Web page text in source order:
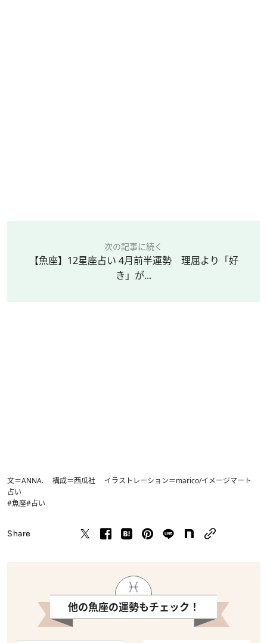
次の記事に続く
【魚座】12星座占い 4月前半運勢 理屈より「好
き」が...
文＝ANNA. 構成＝西瓜社 イラストレーション＝marico/イメージマート
占い
#魚座#占い
Share
他の魚座の運勢もチェック！